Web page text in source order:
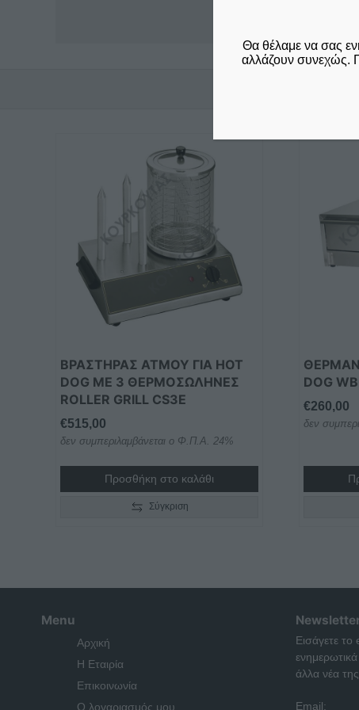
ΒΡΑΣΤΉΡΑΣ ΑΤΜΟΎ ΓΙΑ HOT
DOG ΜΕ 3 ΘΕΡΜΟΣΩΛΉΝΕΣ
ROLLER GRILL CS3E
€515,00
δεν συμπεριλαμβάνεται ο Φ.Π.Α. 24%
Προσθήκη στο καλάθι
Σύγκριση
DOG
€260,00
δεν
Menu
Αρχική
Η Εταιρία
Επικοινωνία
Ο λογαριασμός μου
Εισάγετε
άλλα νέα της
Email:
Θα θέλαμε να σας
αλλάζουν συνεχώς.